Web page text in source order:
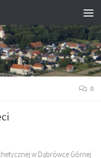
0
w Dąbrówce Górnej